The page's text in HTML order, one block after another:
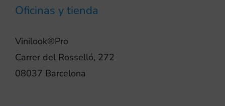
Oficinas y tienda
Vinilook®Pro
Carrer del Rosselló, 272
08037 Barcelona